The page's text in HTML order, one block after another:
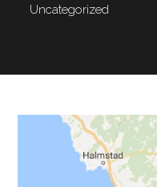
Uncategorized